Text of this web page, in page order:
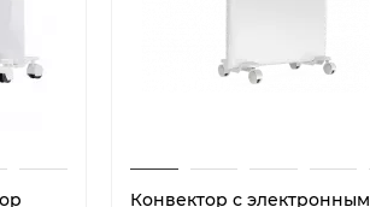
Конвектор с электронным